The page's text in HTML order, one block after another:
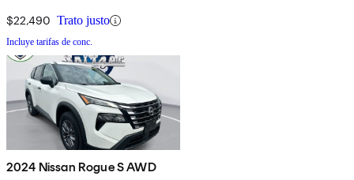
$22,490 Trato justo
Incluye tarifas de conc.
2024 Nissan Rogue S AWD